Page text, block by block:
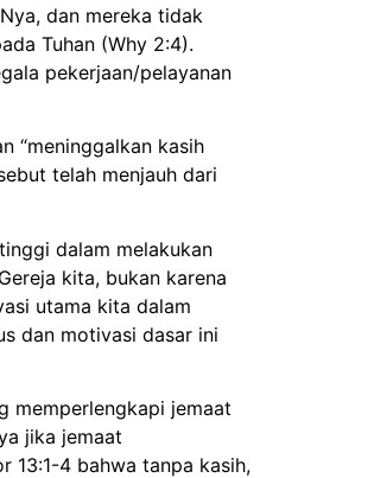
dan mereka tidak
Tuhan (Why 2:4).
pekerjaan/pelayanan
“meninggalkan kasih
telah menjauh dari
dalam melakukan
kita, bukan karena
utama kita dalam
dan motivasi dasar ini
memperlengkapi jemaat
jika jemaat
13:1-4 bahwa tanpa kasih,